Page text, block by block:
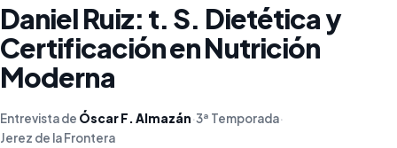
Daniel Ruiz: t. S. Dietética y
Certificación en Nutrición
Moderna
Entrevista de Óscar F. Almazán·3ª Temporada·
Jerez de la Frontera